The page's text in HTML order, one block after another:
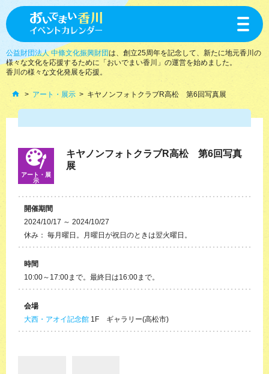
toggle
公益財団法人 中條文化振興財団は、創立25周年を記念して、新たに地元香川の
様々な文化を応援するために「おいでまい香川」の運営を始めました。
香川の様々な文化発展を応援。
アート・展示 キヤノンフォトクラブR高松 第6回写真展
アート・展
示
キヤノンフォトクラブR高松 第6回写真
展
開催期間
2024/10/17 ～ 2024/10/27
休み： 毎月曜日。月曜日が祝日のときは翌火曜日。
時間
10:00～17:00まで。最終日は16:00まで。
会場
大西・アオイ記念館 1F ギャラリー(高松市)